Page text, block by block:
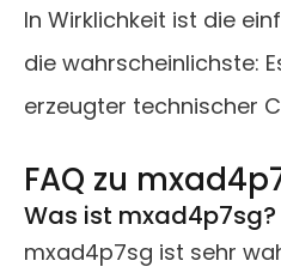
In Wirklichkeit ist die
die wahrscheinlichste:
erzeugter technischer
FAQ zu
Was ist mxad4p7sg?
mxad4p7sg ist sehr